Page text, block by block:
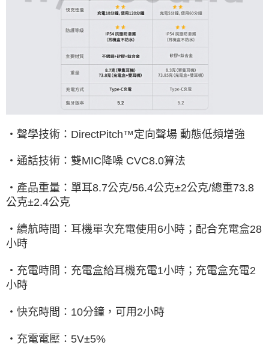
‧聲學技術： DirectPitch™定向聲場 動態低頻增強
‧通話技術：雙MIC 降噪 CVC8.0算法
‧產品重量：單耳8.7公克/56.4公克±2公克/總重73.8
公克±2.4公克
‧續航時間：耳機單次充電使用 6小時；配合充電盒28
小時
‧充電時間：充電盒給耳機充電1小時；充電盒充電2
小時
‧快充時間： 10分鐘，可用 2小時
‧充電電壓： 5V±5%